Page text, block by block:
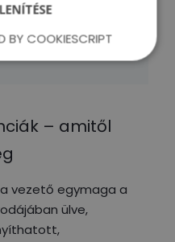
– amitől
a vezető egymaga a
ülve,
BY COOKIESCRIPT